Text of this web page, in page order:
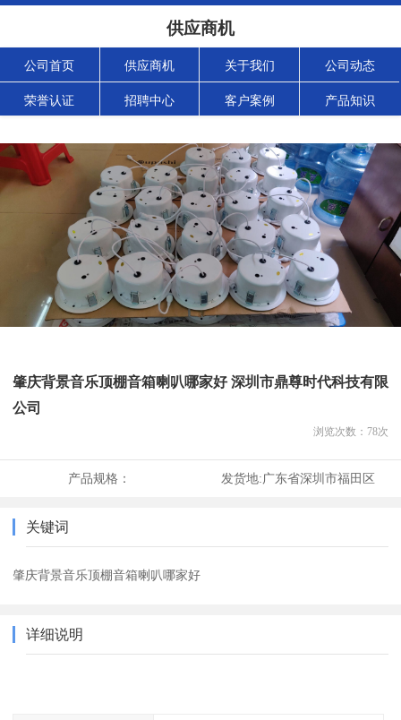
供应商机
公司首页 供应商机 关于我们 公司动态
荣誉认证 招聘中心 客户案例 产品知识
肇庆背景音乐顶棚音箱喇叭哪家好 深圳市鼎尊时代科技有限
公司
浏览次数： 78次
产品规格： 发货地:广东省深圳市福田区
关键词
肇庆背景音乐顶棚音箱喇叭哪家好
详细说明